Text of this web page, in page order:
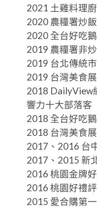
2021 土雞料理
2020 農糧署炒
2020 全台好吃
2019 農糧署非
2019 台北傳統
2019 台灣美食
2018 DailyView
響力十大部落客
2018 全台好吃
2018 台灣美食
2017、2016 台
2017、2015 新
2016 桃園金牌
2016 桃園好禮
2015 愛合購第